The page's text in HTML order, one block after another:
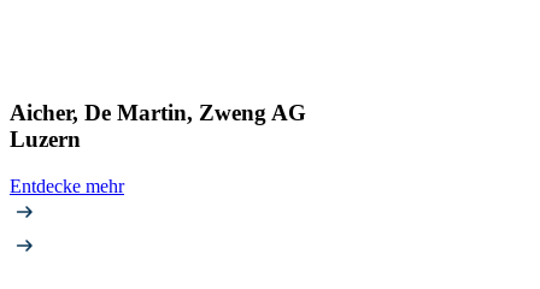
Aicher, De Martin, Zweng AG
Luzern
Entdecke mehr